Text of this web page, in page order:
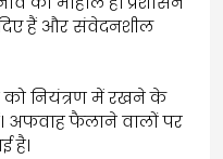
हैं और संवेदनशील
को नियंत्रण में रखने के
अफवाह फैलाने वालों पर
है।